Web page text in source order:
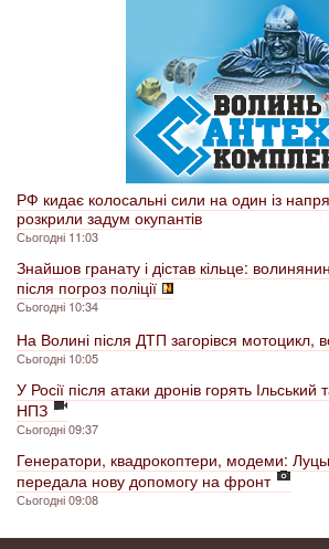
РФ кидає колосальні сили на один із
розкрили задум окупантів
Сьогодні 11:03
Знайшов гранату і дістав кільце:
після погроз поліції
Сьогодні 10:34
На Волині після ДТП загорівся мотоцикл,
Сьогодні 10:05
У Росії після атаки дронів горять Ільський
НПЗ
Сьогодні 09:37
Генератори, квадрокоптери, модеми:
передала нову допомогу на фронт
Сьогодні 09:08